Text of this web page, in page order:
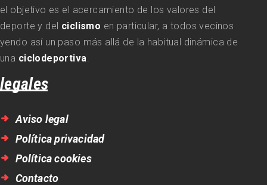
el objetivo es el acercamiento de los valores del
deporte y del ciclismo en particular, a todos vecinos
yendo así un paso más allá de la habitual dinámica de
una ciclodeportiva
legales
Aviso legal
Política privacidad
Política cookies
Contacto